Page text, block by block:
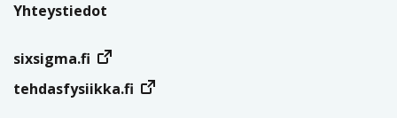
Yhteystiedot
sixsigma.fi
tehdasfysiikka.fi